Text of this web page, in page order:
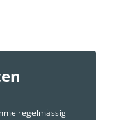
regelmässig